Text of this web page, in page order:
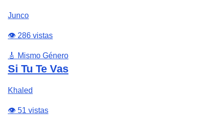
Junco
👁️ 286 vistas
🎸 Mismo Género
Si Tu Te Vas
Khaled
👁️ 51 vistas